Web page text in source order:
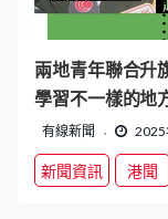
兩地青年聯合升
學習不一樣的地
有線新聞 2025
新聞資訊 港聞